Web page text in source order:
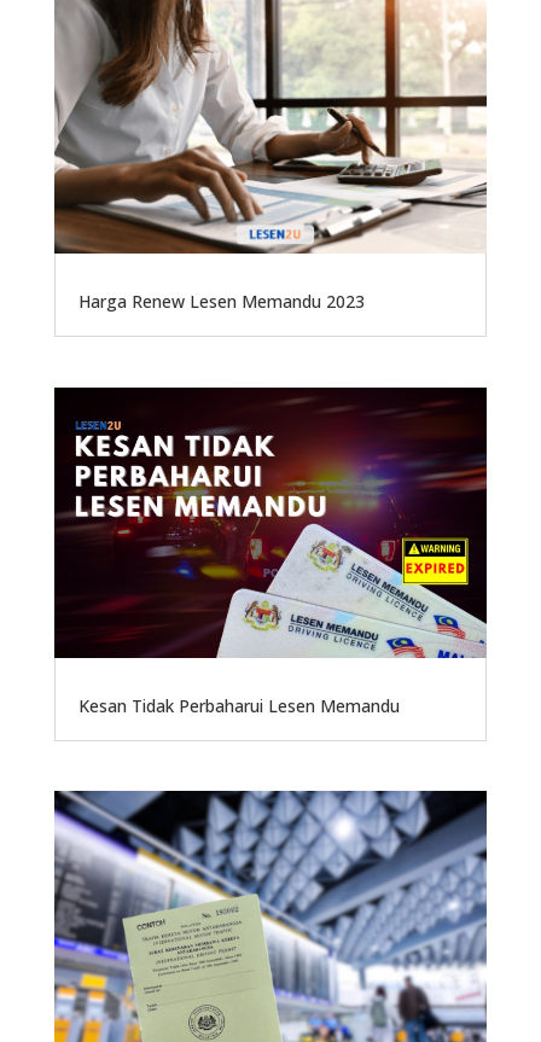
Harga Renew Lesen Memandu 2023
Kesan Tidak Perbaharui Lesen Memandu